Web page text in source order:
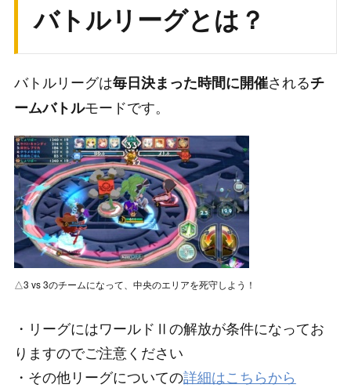
バトルリーグとは？
バトルリーグは毎日決まった時間に開催されるチ
ームバトルモードです。
△3 vs 3のチームになって、中央のエリアを死守しよう！
・リーグにはワールドⅡの解放が条件になってお
りますのでご注意ください
・その他リーグについての詳細はこちらから